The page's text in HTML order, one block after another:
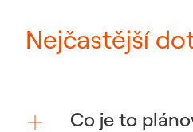
Nejčastější
Co je to